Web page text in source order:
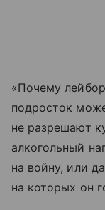
«Почему
подросток
не разрешают
алкогольный
на войну, или
на которых он